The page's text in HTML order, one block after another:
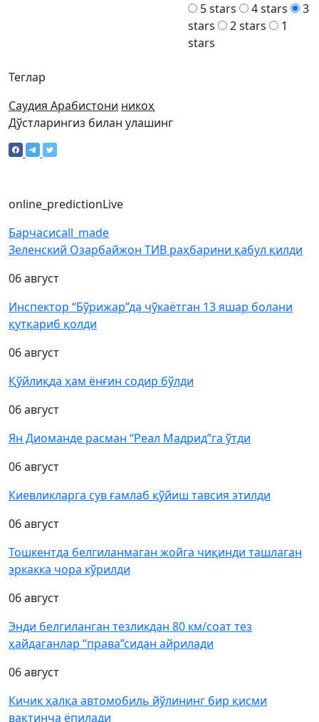
Теглар
Саудия Арабистони никоҳ
5 stars
4 stars
3
stars
2 stars
1
stars
Дўстларингиз билан улашинг
online_predictionLive
Барчасиcall_made
Зеленский Озарбайжон ТИВ раҳбарини қабул қилди
06 август
Инспектор “Бўрижар”да чўкаётган 13 яшар болани
қутқариб қолди
06 август
Қўйлиқда ҳам ёнғин содир бўлди
06 август
Ян Диоманде расман “Реал Мадрид”га ўтди
06 август
Киевликларга сув ғамлаб қўйиш тавсия этилди
06 август
Тошкентда белгиланмаган жойга чиқинди ташлаган
эркакка чора кўрилди
06 август
Энди белгиланган тезликдан 80 км/соат тез
ҳайдаганлар “права”сидан айрилади
06 август
Кичик ҳалқа автомобиль йўлининг бир қисми
вақтинча ёпилади